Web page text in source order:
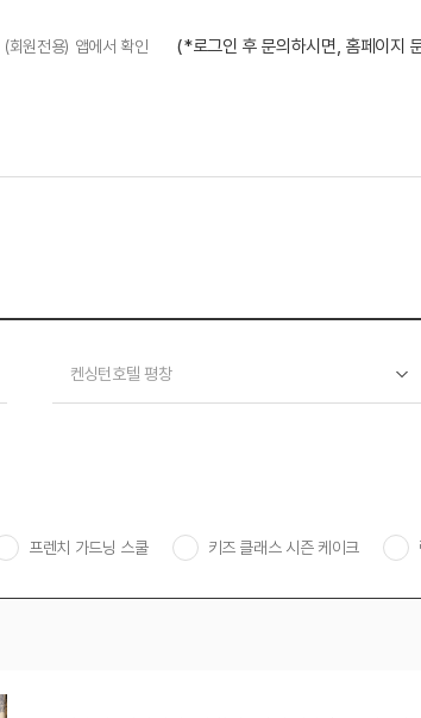
(회원전용) 앱에서 확인 (*로그인 후 문의하시면, 홈페이지
켄싱턴호텔 평창
프렌치 가드닝 스쿨 키즈 클래스 시즌 케이크